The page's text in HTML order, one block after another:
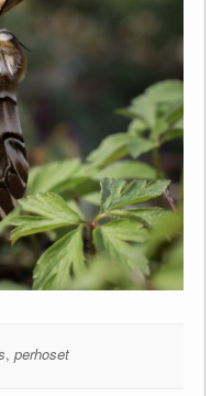
, perhoset